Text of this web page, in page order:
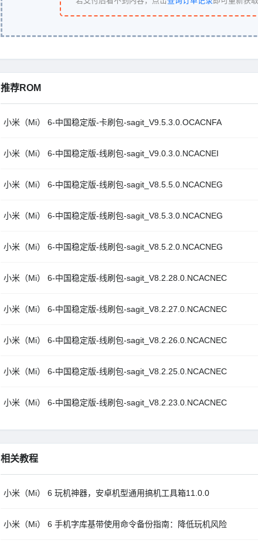
推荐ROM
小米（Mi） 6-中国稳定版-卡刷包-sagit_V9.5.3.0.OCACNFA
小米（Mi） 6-中国稳定版-线刷包-sagit_V9.0.3.0.NCACNEI
小米（Mi） 6-中国稳定版-线刷包-sagit_V8.5.5.0.NCACNEG
小米（Mi） 6-中国稳定版-线刷包-sagit_V8.5.3.0.NCACNEG
小米（Mi） 6-中国稳定版-线刷包-sagit_V8.5.2.0.NCACNEG
小米（Mi） 6-中国稳定版-线刷包-sagit_V8.2.28.0.NCACNEC
小米（Mi） 6-中国稳定版-线刷包-sagit_V8.2.27.0.NCACNEC
小米（Mi） 6-中国稳定版-线刷包-sagit_V8.2.26.0.NCACNEC
小米（Mi） 6-中国稳定版-线刷包-sagit_V8.2.25.0.NCACNEC
小米（Mi） 6-中国稳定版-线刷包-sagit_V8.2.23.0.NCACNEC
相关教程
小米（Mi） 6 玩机神器，安卓机型通用搞机工具箱11.0.0
小米（Mi） 6 手机字库基带使用命令备份指南：降低玩机风险